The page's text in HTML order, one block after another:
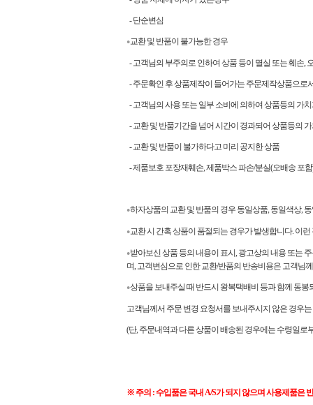
- 단순변심
●교환 및 반품이 불가능한 경우
- 고객님의 부주의로 인하여 상품 등이 멸실 또는 훼손,
- 주문확인 후 상품제작이 들어가는 주문제작상품으로
- 고객님의 사용 또는 일부 소비에 의하여 상품등의 가
- 교환 및 반품기간을 넘어 시간이 경과되어 상품등의
- 교환 및 반품이 불가하다고 미리 공지한 상품
- 제품보호 포장재훼손, 제품박스 파손/분실(오배송 포
●하자상품의 교환 및 반품의 경우 동일상품, 동일색상,
●교환 시 간혹 상품이 품절되는 경우가 발생합니다. 이
●받아보신 상품 등의 내용이 표시, 광고상의 내용 또는
며, 고객변심으로 인한 교환/반품의 반송비용은 고객님
●상품을 보내주실 때 반드시 왕복택배비 등과 함께 동
고객님께서 주문 변경 요청서를 보내주시지 않은 경우
(단, 주문내역과 다른 상품이 배송된 경우에는 수령일로
※ 주의 : 수입품은 국내 A/S가 되지 않으며 사용제품은